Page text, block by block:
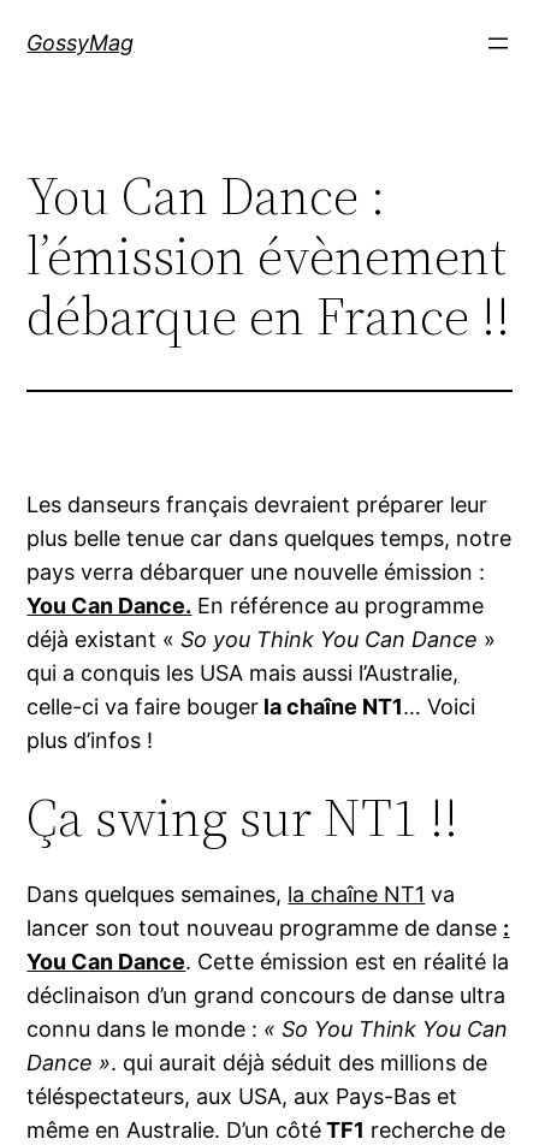
GossyMag
You Can Dance :
l’émission évènement
débarque en France !!
Les danseurs français devraient préparer leur
plus belle tenue car dans quelques temps, notre
pays verra débarquer une nouvelle émission :
You Can Dance. En référence au programme
déjà existant «So you Think You Can Dance »
qui a conquis les USA mais aussi l’Australie,
celle-ci va faire bouger la chaîne NT1… Voici
plus d’infos !
Ça swing sur NT1 !!
Dans quelques semaines, la chaîne NT1 va
lancer son tout nouveau programme de danse :
You Can Dance. Cette émission est en réalité la
déclinaison d’un grand concours de danse ultra
connu dans le monde : « So You Think You Can
Dance ». qui aurait déjà séduit des millions de
téléspectateurs, aux USA, aux Pays-Bas et
même en Australie. D’un côtéTF1 recherche de